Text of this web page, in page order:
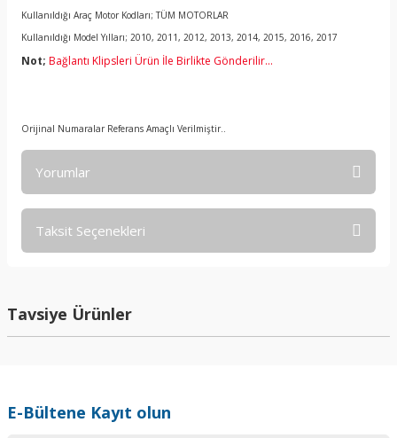
Kullanıldığı Araç Motor Kodları; TÜM MOTORLAR
Kullanıldığı Model Yılları; 2010, 2011, 2012, 2013, 2014, 2015, 2016, 2017
Not; Bağlantı Klipsleri Ürün İle Birlikte Gönderilir...
Orijinal Numaralar Referans Amaçlı Verilmiştir..
Yorumlar
Taksit Seçenekleri
Tavsiye Ürünler
E-Bültene Kayıt olun